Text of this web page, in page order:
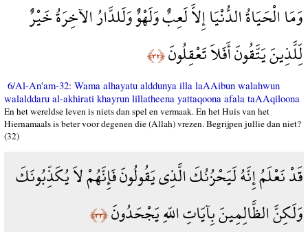
وَمَا الْحَيَاةُ الدُّنْيَا إِلاَّ لَعِبٌ وَلَهْوٌ وَلَلدَّارُ الآخِرَةُ خَيْرٌ
لِّلَّذِينَ يَتَّقُونَ أَفَلاَ تَعْقِلُونَ﴿٣٢﴾
6/Al-An'am-32: Wama alhayatu alddunya illa laAAibun walahwun
walalddaru al-akhirati khayrun lillatheena yattaqoona afala taAAqiloona
En het wereldse leven is niets dan spel en vermaak. En het Huis van het
Hiernamaals is beter voor degenen die (Allah) vrezen. Begrijpen jullie dan niet?
(32)
قَدْ نَعْلَمُ إِنَّهُ لَيَحْزُنُكَ الَّذِي يَقُولُونَ فَإِنَّهُمْ لاَ يُكَذِّبُونَكَ
وَلَكِنَّ الظَّالِمِينَ بِآيَاتِ اللّهِ يَجْحَدُونَ﴿٣٣﴾